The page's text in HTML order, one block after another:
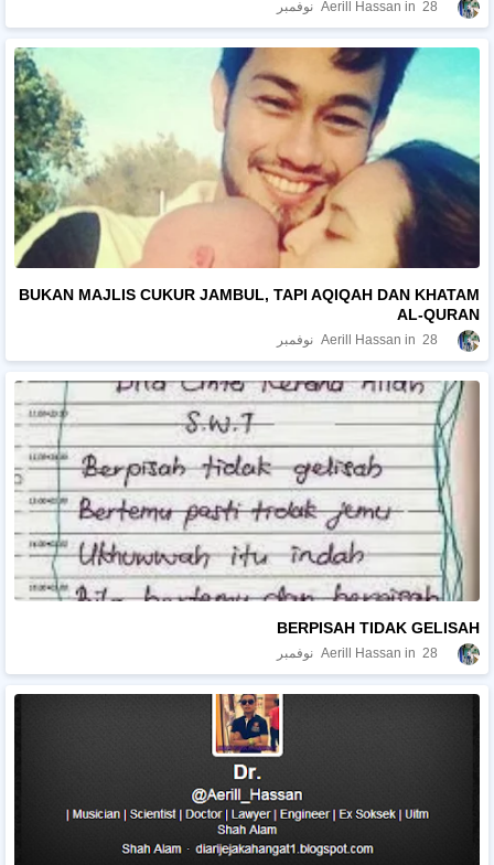
Aerill Hassan 28 نوفمبر
BUKAN MAJLIS CUKUR JAMBUL, TAPI AQIQAH DAN KHATAM
AL-QURAN
Aerill Hassan 28 نوفمبر
BERPISAH TIDAK GELISAH
Aerill Hassan 28 نوفمبر